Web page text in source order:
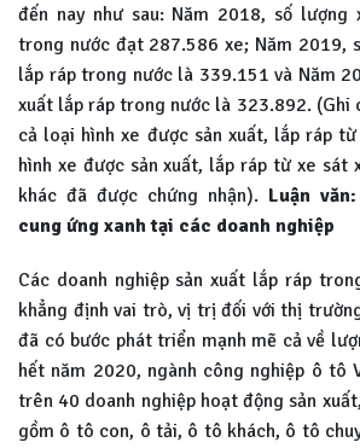
đến nay như sau: Năm 2018, số lượng
trong nước đạt 287.586 xe; Năm 2019,
lắp ráp trong nước là 339.151 và Năm
xuất lắp ráp trong nước là 323.892. (Ghi
cả loại hình xe được sản xuất, lắp ráp
hình xe được sản xuất, lắp ráp từ xe sát
khác đã được chứng nhận). Luận
cung ứng xanh tại các doanh nghiệp
Các doanh nghiệp sản xuất lắp ráp
khẳng định vai trò, vị trị đối với thị
đã có bước phát triển mạnh mẽ cả về
hết năm 2020, ngành công nghiệp ô tô
trên 40 doanh nghiệp hoạt động sản
gồm ô tô con, ô tải, ô tô khách, ô tô